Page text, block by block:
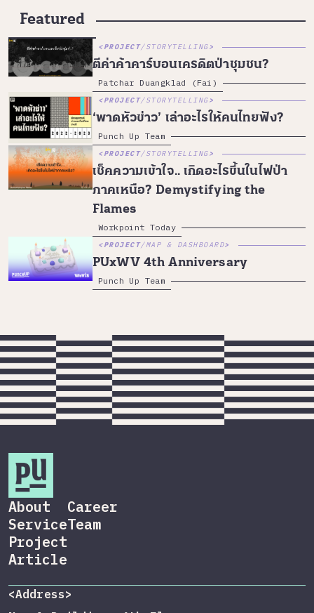
Featured
PROJECT/STORYTELLING
ตีค่าค้าคาร์บอนเครดิตป่าชุมชน?
Patchar Duangklad (Fai)
PROJECT/STORYTELLING
‘พาดหัวข่าว’ เล่าอะไรให้คนไทยฟัง?
Punch Up Team
PROJECT/STORYTELLING
เช็คความเข้าใจ.. เกิดอะไรขึ้นในไฟป่า
ภาคเหนือ? Demystifying the
Flames
Workpoint Today
PROJECT/MAP & DASHBOARD
PUxWV 4th Anniversary
Punch Up Team
About
Service
Project
Article
Career
Team
<Address>